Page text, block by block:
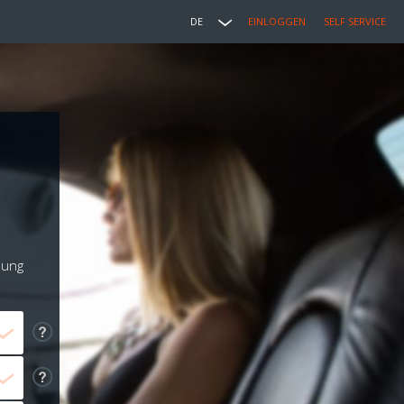
DE EINLOGGEN SELF SERVICE